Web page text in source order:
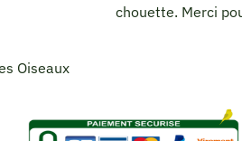
Oiseaux
chouette. Merci